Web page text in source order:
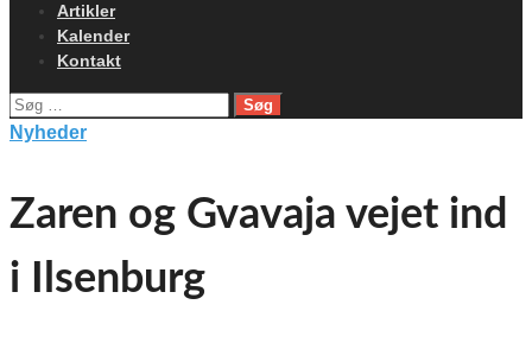
Artikler
Kalender
Kontakt
Søg
efter:
Nyheder
Zaren og Gvavaja vejet ind
i Ilsenburg